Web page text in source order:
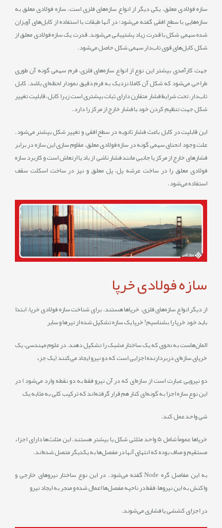
سازه فولادی معلق، یکی دیگر از انواع سازه‌های فلزی است. سازه فولادی معلق به
سازه‌هایی با سطح افقی گفته می‌شود؛ در آنها طبقات با استفاده از کابل‌های آویزان
شده سهمی شکل با قدرت زیاد پشتیبانی می‌شوند. قدرت یک سازه فولادی معلق از
شکل کابل‌های قوی تاب‌دار سهمی شکل حاصل می‌شود.
جهت کارآمدی بیشتر این نوع از انواع سازه‌های فلزی، فرم سهمی گونه آن طوری
طراحی می‌شود که شکل آن کاملاً نزدیک به فرم دقیق نمودار لحظه‌ای باشد. کابل
تاب‌دار، تحت شرایط فشار متقارن دارای ثبات بیشتری است زیرا کابل، قابلیت تغییر
شکل جهت تنظیم کردن خود با فشار خارج از مرکز را دارد.
این قابلیت در کابل باعث فشار ثانویه در سطح افقی و تغییر شکل بیشتر می‌شود.
علت وجود انحنای سهمی گونه در سازه فولادی معلق، مقاوم‌ سازی این سازه در برابر
فشارهای خارج از مرکز یا جانبی مانند فشار ناشی از باد یا ارتعاش است و کاربرد سازه
فولادی معلق را در ساخت عرشه پل، پل معلق و نیز در ساخت اسکلت سقف
استفاده می‌‌شود.
سازه فولادی خرپا
از دیگر انواع سازه‌های فلزی، خرپاها هستند. برای شناخت سازه فولادی خرپا، ابتدا
باید خود خرپا را بشناسیم! خرپا یک سازه تشکیل‌ شده از تیرها و سایر
المان‌هاست به‌ نحوی‌ که یک ساختار مشبک را تشکیل دهند. در علوم مهندسی، یک
خرپای سازه‌‌ای دربردارنده اجزایی است که دو نیرو ایجاد می‌کنند (یک جزء
دو نیرویی عبارت است از سازه‌ای که در آن نیرو فقط به دو نقطه وارد می‌شود) در
این نوع سازه اجزا به‌ گونه‌ای کنار هم قرار گرفته‌اند که ترکیب کلی به‌ مثابه یک
شی واحد عمل کند.
خرپا‌ها عموماً شامل 5 واحد مثلثی شکل یا بیشتر هستند. این مثلث‌ها دارای اجزاء
مستقیم و صاف بوده که انتهای آنها در مفصل‌ها به یکدیگر متصل شده‌‌اند.
به این مفاصل گره Node گفته می‌‌شود. در این نوع ساختار نیروهای خارجی و
واکنش‌‌ به این نیروها، فقط در ناحیه مفصل‌ها اعمال شده و منجر به ایجاد نیرو
در اجزای کششی یا فشاری می‌‌شوند.